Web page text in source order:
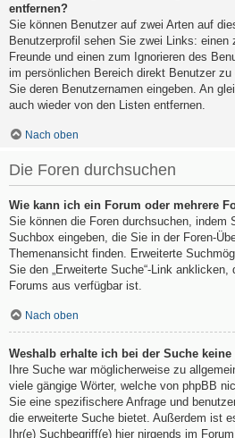
entfernen?
Sie können Benutzer auf zwei Arten auf
Benutzerprofil sehen Sie zwei Links: einen
Freunde und einen zum Ignorieren des
im persönlichen Bereich direkt Benutzer
Sie deren Benutzernamen eingeben. An
auch wieder von den Listen entfernen.
Nach oben
Die Foren durchsuchen
Wie kann ich ein Forum oder mehrere
Sie können die Foren durchsuchen, indem
Suchbox eingeben, die Sie in der Foren-
Themenansicht finden. Erweiterte
Sie den „Erweiterte Suche“-Link anklicken,
Forums aus verfügbar ist.
Nach oben
Weshalb erhalte ich bei der Suche
Ihre Suche war möglicherweise zu
viele gängige Wörter, welche von phpBB
Sie eine spezifischere Anfrage und
die erweiterte Suche bietet. Außerdem ist
Ihr(e) Suchbegriff(e) hier nirgends im